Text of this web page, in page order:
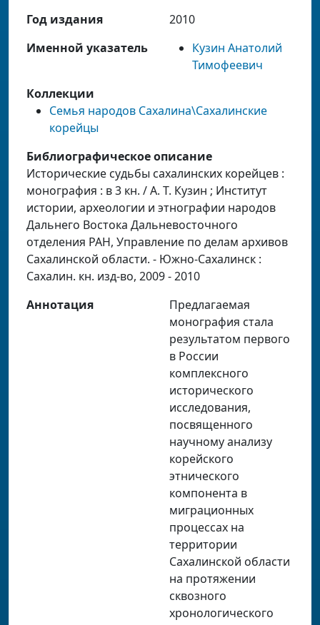
Год издания
2010
Именной указатель
Кузин Анатолий
Тимофеевич
Коллекции
Семья народов Сахалина\Сахалинские
корейцы
Библиографическое описание
Исторические судьбы сахалинских корейцев :
монография : в 3 кн. / А. Т. Кузин ; Институт
истории, археологии и этнографии народов
Дальнего Востока Дальневосточного
отделения РАН, Управление по делам архивов
Сахалинской области. - Южно-Сахалинск :
Сахалин. кн. изд-во, 2009 - 2010
Аннотация
Предлагаемая
монография стала
результатом первого
в России
комплексного
исторического
исследования,
посвященного
научному анализу
корейского
этнического
компонента в
миграционных
процессах на
территории
Сахалинской области
на протяжении
сквозного
хронологического